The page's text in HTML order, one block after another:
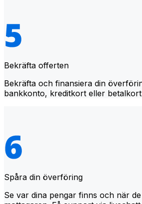
Bekräfta offerten
Bekräfta och finansiera din
bankkonto, kreditkort eller
Spåra din överföring
Se var dina pengar finns och när